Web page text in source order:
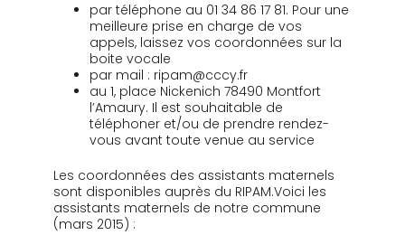
par téléphone au 01 34 86 17 81. Pour une
meilleure prise en charge de vos
appels, laissez vos coordonnées sur la
boite vocale
par mail : ripam@cccy.fr
au 1, place Nickenich 78490 Montfort
l’Amaury. Il est souhaitable de
téléphoner et/ou de prendre rendez-
vous avant toute venue au service
Les coordonnées des assistants maternels
sont disponibles auprès du RIPAM.Voici les
assistants maternels de notre commune
(mars 2015) :